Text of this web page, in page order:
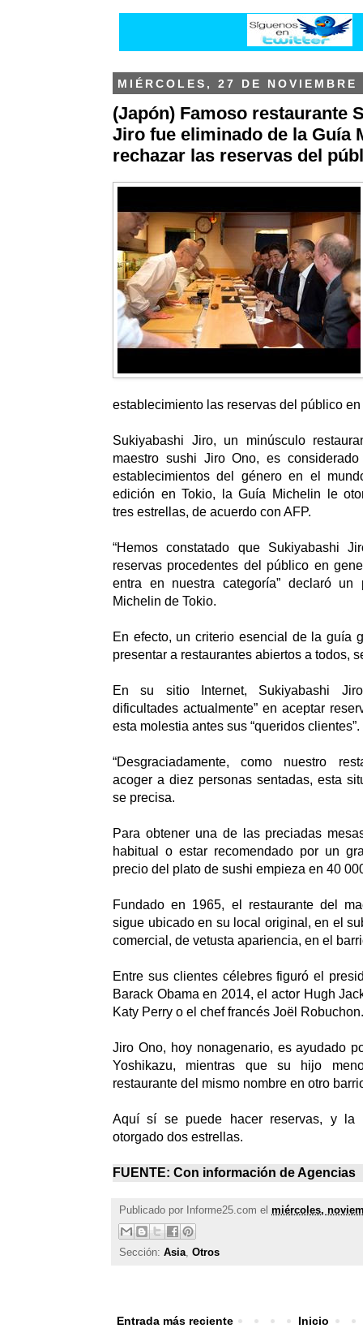
MIÉRCOLES, 27 DE NOVIEMBRE
(Japón) Famoso restaurante
Jiro fue eliminado de la Guía
rechazar las reservas del
establecimiento las reservas del público
Sukiyabashi Jiro, un minúsculo
maestro sushi Jiro Ono, es
establecimientos del género en el
edición en Tokio, la Guía Michelin le
tres estrellas, de acuerdo con AFP.
“Hemos constatado que Sukiyabashi
reservas procedentes del público en
entra en nuestra categoría” declaró
Michelin de Tokio.
En efecto, un criterio esencial de la guía
presentar a restaurantes abiertos a todos,
En su sitio Internet, Sukiyabashi
dificultades actualmente” en aceptar
esta molestia antes sus “queridos clientes”.
“Desgraciadamente, como nuestro
acoger a diez personas sentadas, esta
se precisa.
Para obtener una de las preciadas
habitual o estar recomendado por un
precio del plato de sushi empieza en 40
Fundado en 1965, el restaurante del
sigue ubicado en su local original, en el
comercial, de vetusta apariencia, en el
Entre sus clientes célebres figuró el
Barack Obama en 2014, el actor Hugh
Katy Perry o el chef francés Joël Robuchon.
Jiro Ono, hoy nonagenario, es ayudado
Yoshikazu, mientras que su hijo
restaurante del mismo nombre en otro
Aquí sí se puede hacer reservas, y la
otorgado dos estrellas.
FUENTE: Con información de Agencias
Publicado por Informe25.com el miércoles,
Sección: Asia, Otros
Entrada más reciente Inicio